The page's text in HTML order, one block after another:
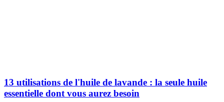
13 utilisations de l'huile de lavande : la seule huile
essentielle dont vous aurez besoin